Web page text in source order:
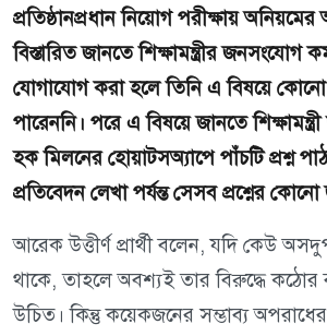
প্রতিষ্ঠানপ্রধান নিয়োগ পরীক্ষায়
বিস্তারিত জানতে শিক্ষামন্ত্রীর জনসংযোগ
যোগাযোগ করা হলে তিনি এ বিষয়ে
পারেননি। পরে এ বিষয়ে জানতে
হক মিলনের হোয়াটসঅ্যাপে পাঁচটি প্রশ্ন
প্রতিবেদন লেখা পর্যন্ত সেসব প্রশ্নের
আরেক উত্তীর্ণ প্রার্থী বলেন, যদি কেউ
থাকে, তাহলে অবশ্যই তার বিরুদ্ধে কঠোর
উচিত। কিন্তু কয়েকজনের সম্ভাব্য